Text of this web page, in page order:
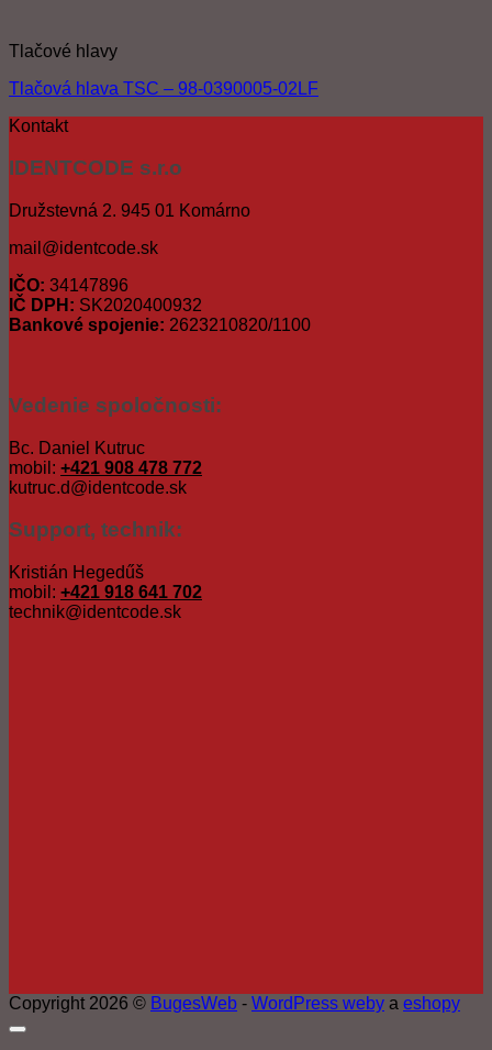
Tlačové hlavy
Tlačová hlava TSC – 98-0390005-02LF
Kontakt
IDENTCODE s.r.o
Družstevná 2. 945 01 Komárno
mail@identcode.sk
IČO: 34147896
IČ DPH: SK2020400932
Bankové spojenie: 2623210820/1100
Vedenie spoločnosti:
Bc. Daniel Kutruc
mobil: +421 908 478 772
kutruc.d@identcode.sk
Support, technik:
Kristián Hegedűš
mobil: +421 918 641 702
technik@identcode.sk
Copyright 2026 © BugesWeb - WordPress weby a eshopy